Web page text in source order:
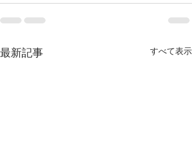
最新記事 すべて表示